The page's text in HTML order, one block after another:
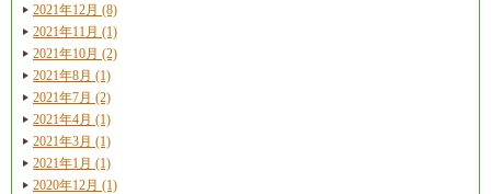
2021年12月 (8)
2021年11月 (1)
2021年10月 (2)
2021年8月 (1)
2021年7月 (2)
2021年4月 (1)
2021年3月 (1)
2021年1月 (1)
2020年12月 (1)